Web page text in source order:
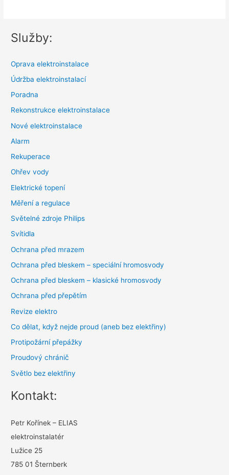
Služby:
Oprava elektroinstalace
Údržba elektroinstalací
Poradna
Rekonstrukce elektroinstalace
Nové elektroinstalace
Alarm
Rekuperace
Ohřev vody
Elektrické topení
Měření a regulace
Světelné zdroje Philips
Svítidla
Ochrana před mrazem
Ochrana před bleskem – speciální hromosvody
Ochrana před bleskem – klasické hromosvody
Ochrana před přepětím
Revize elektro
Co dělat, když nejde proud (aneb bez elektřiny)
Protipožární přepážky
Proudový chránič
Světlo bez elektřiny
Kontakt:
Petr Kořínek – ELIAS
elektroinstalatér
Lužice 25
785 01 Šternberk